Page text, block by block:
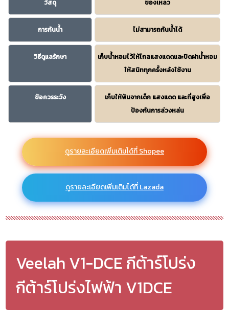
วัสดุ ของเหลว
การกันน้ำ ไม่สามารถกันน้ำได้
วิธีดูแลรักษา
เก็บน้ำหอมไว้ให้ไกลแสงแดดและปิดฝาน้ำหอม
ให้สนิททุกครั้งหลังใช้งาน
ข้อควรระวัง
เก็บให้พ้นจากเด็ก แสงแดด และที่สูงเพื่อ
ป้องกันการล่วงหล่น
ดูรายละเอียดเพิ่มเติมได้ที่ Shopee
ดูรายละเอียดเพิ่มเติมได้ที่ Lazada
Veelah V1-DCE กีต้าร์โปร่ง
กีต้าร์โปร่งไฟฟ้า V1DCE